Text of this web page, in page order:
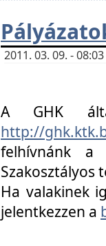
2011. 03. 09. -
A GHK
http://
felhívnánk a
Szakosztályos
Ha valakinek
jelentkezzen a